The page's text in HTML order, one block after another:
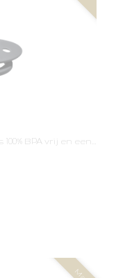
BPA vrij en een…